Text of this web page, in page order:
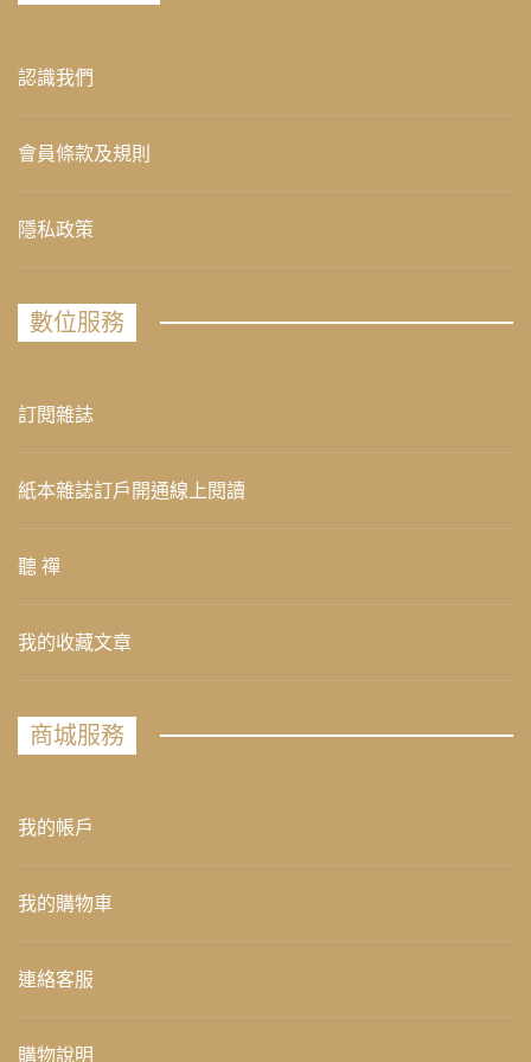
認識我們
會員條款及規則
隱私政策
數位服務
訂閱雜誌
紙本雜誌訂戶開通線上閱讀
聽 禪
我的收藏文章
商城服務
我的帳戶
我的購物車
連絡客服
購物說明